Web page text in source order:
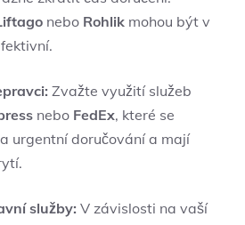
nebo Rohlik mohou být v
Zvažte využití služeb
nebo FedEx, které se
urgentní doručování a mají
služby: V závislosti na vaší